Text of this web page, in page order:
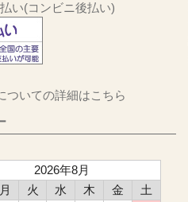
い(コンビニ後払い)
ついての詳細はこちら
2026年8月
月 火 水 木 金 土